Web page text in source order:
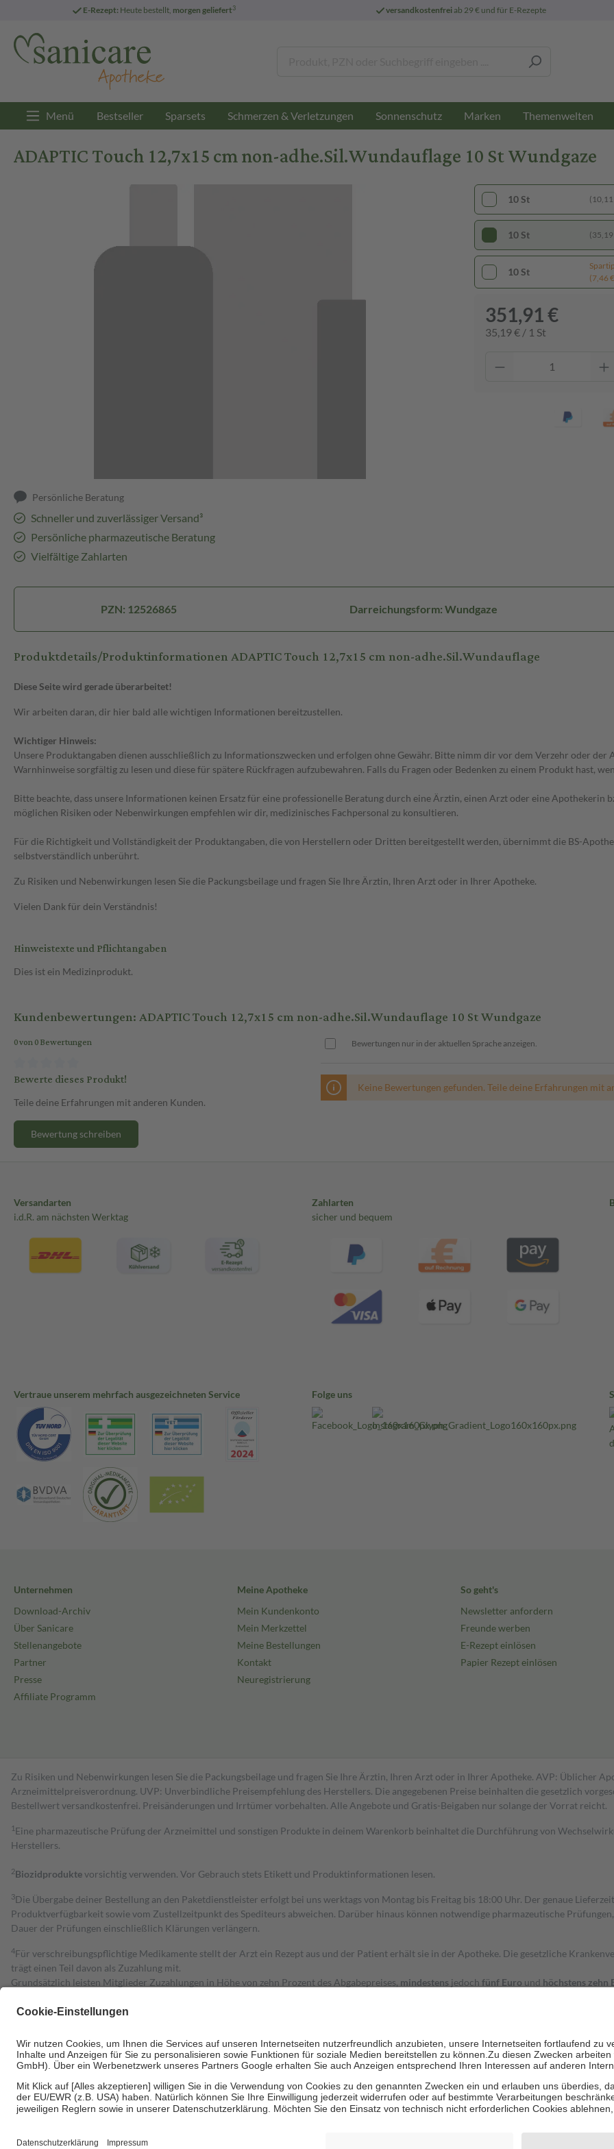
E-Rezept: Heute bestellt, morgen geliefert3 versandkostenfreiab 29 € und für E-Rezepte
Menü Bestseller Sparsets Schmerzen & Verletzungen Sonnenschutz Marken Themenwelten
ADAPTIC Touch 12,7x15 cm non-adhe.Sil.Wundauflage 10 St Wundgaze
Persönliche Beratung
Schneller und zuverlässiger Versand³
Persönliche pharmazeutische Beratung
Vielfältige Zahlarten
10 St (10,11
10 St (35,19
10 St
(7,46
351,91 €
35,19 € / 1 St
PZN: 12526865 Darreichungsform: Wundgaze
Produktdetails/Produktinformationen ADAPTIC Touch 12,7x15 cm non-adhe.Sil.Wundauflage
Diese Seite wird gerade überarbeitet!
Wir arbeiten daran, dir hier bald alle wichtigen Informationen bereitzustellen.
Wichtiger Hinweis:
Unsere Produktangaben dienen ausschließlich zu Informationszwecken und erfolgen ohne Gewähr. Bitte nimm dir vor dem Verzehr oder
Warnhinweise sorgfältig zu lesen und diese für spätere Rückfragen aufzubewahren. Falls du Fragen oder Bedenken zu einem Produkt hast,
Bitte beachte, dass unsere Informationen keinen Ersatz für eine professionelle Beratung durch eine Ärztin, einen Arzt oder eine Apothekerin
möglichen Risiken oder Nebenwirkungen empfehlen wir dir, medizinisches Fachpersonal zu konsultieren.
Für die Richtigkeit und Vollständigkeit der Produktangaben, die von Herstellern oder Dritten bereitgestellt werden, übernimmt die BS-
selbstverständlich unberührt.
Zu Risiken und Nebenwirkungen lesen Sie die Packungsbeilage und fragen Sie Ihre Ärztin, Ihren Arzt oder in Ihrer Apotheke.
Vielen Dank für dein Verständnis!
Hinweistexte und Pflichtangaben
Dies ist ein Medizinprodukt.
Kundenbewertungen: ADAPTIC Touch 12,7x15 cm non-adhe.Sil.Wundauflage 10 St Wundgaze
0 von 0 Bewertungen
Bewerte dieses Produkt!
Teile deine Erfahrungen mit anderen Kunden.
Bewertung schreiben
Bewertungen nur in der aktuellen Sprache anzeigen.
Keine Bewertungen gefunden. Teile deine Erfahrungen mit
Versandarten
i.d.R. am nächsten Werktag
Zahlarten
sicher und bequem
Vertraue unserem mehrfach ausgezeichneten Service Folge uns
Unternehmen
Download-Archiv
Über Sanicare
Stellenangebote
Partner
Presse
Affiliate Programm
Meine Apotheke
Mein Kundenkonto
Mein Merkzettel
Meine Bestellungen
Kontakt
Neuregistrierung
So geht's
Newsletter anfordern
Freunde werben
E-Rezept einlösen
Papier Rezept einlösen
Zu Risiken und Nebenwirkungen lesen Sie die Packungsbeilage und fragen Sie Ihre Ärztin, Ihren Arzt oder in Ihrer Apotheke. AVP: Üblicher
Arzneimittelpreisverordnung. UVP: Unverbindliche Preisempfehlung des Herstellers. Die angegebenen Preise beinhalten die gesetzlich
Bestell­wert versand­kosten­frei. Preisänderungen und Irrtümer vorbehalten. Alle Angebote und Gratis-Beigaben nur solange der Vorrat reicht.
1 Eine pharmazeutische Prüfung der Arzneimittel und sonstigen Produkte in deinem Warenkorb beinhaltet die Durchführung von
Herstellers.
2Biozidproduktevorsichtig verwenden. Vor Gebrauch stets Etikett und Produktinformationen lesen.
3Die Übergabe deiner Bestellung an den Paketdienstleister erfolgt bei uns werktags von Montag bis Freitag bis 18:00 Uhr. Der genaue
Produktverfügbarkeit sowie vom Zustellzeitpunkt des Spediteurs abweichen. Darüber hinaus können notwendige pharmazeutische
Dauer der Prüfungen einschließlich Klärungen verlängern.
4Für verschreibungspflichtige Medikamente stellt der Arzt ein Rezept aus und der Patient erhält sie in der Apotheke. Die gesetzliche
trägt einen Teil davon als Zuzahlung mit.
Grundsätzlich leisten Mitglieder Zuzahlungen in Höhe von zehn Prozent des Abgabepreises, mindestens jedoch fünf Euro und höchstens zehn
Diese Regeln gelten grundsätzlich auch für Online-Apotheken.
Um das Engagement der Versicherten für ihre eigene Gesundheit zu stärken und die besondere Stellung der Familie zu unterstützen, fallen
• Kindern und Jugendlichen bis zum vollendeten 18. Lebensjahr mit Ausnahme der Fahrkosten
• Untersuchungen zur Vorsorge und Früherkennung, die von der GKV getragen werden
• empfohlenen Schutzimpfungen
• Harn- und Blutteststreifen
Informationen findest du hier: https://help.etrusted.com/hc/de/articles/4419944605341